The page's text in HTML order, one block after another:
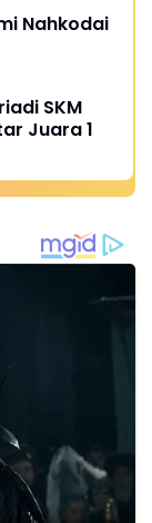
Nahkodai
SKM
Juara 1